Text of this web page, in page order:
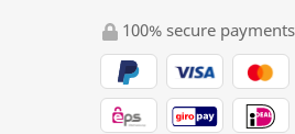
100% secure payments